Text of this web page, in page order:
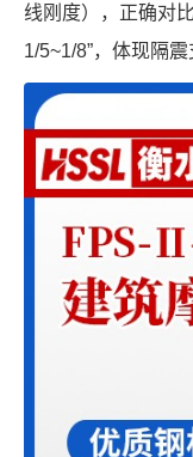
线刚度），正确对
1/5~1/8”，体现隔震